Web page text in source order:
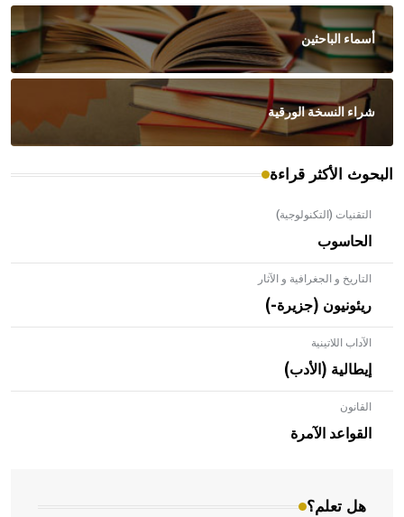
أسماء الباحثين
شراء النسخة الورقية
البحوث الأكثر قراءة
التقنيات (التكنولوجية)
الحاسوب
التاريخ و الجغرافية و الآثار
ريئونيون (جزيرة-)
الآداب اللاتينية
إيطالية (الأدب)
القانون
القواعد الآمرة
هل تعلم؟
- هل تعلم أن الأبلق نوع من الفنون الهندسية التي ارتبطت
بالعمارة الإسلامية في بلاد الشام ومصر خاصة، حيث يحرص
المعمار على بناء مداميكه وخاصة في الواجهات